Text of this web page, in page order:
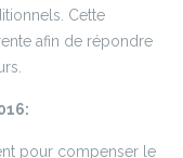
Cette
afin de répondre
pour compenser le